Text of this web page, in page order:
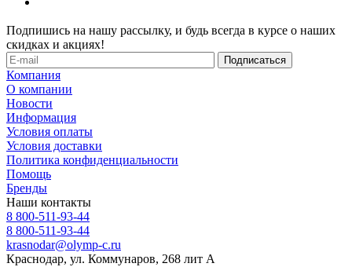
Подпишись на нашу рассылку, и будь всегда в курсе о наших
скидках и акциях!
Компания
О компании
Новости
Информация
Условия оплаты
Условия доставки
Политика конфиденциальности
Помощь
Бренды
Наши контакты
8 800-511-93-44
8 800-511-93-44
krasnodar@olymp-c.ru
Краснодар, ул. Коммунаров, 268 лит А